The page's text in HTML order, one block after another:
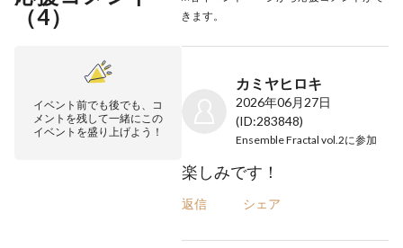
（4）
きます。
イベント前でも後でも、コ
メントを残して一緒にこの
イベントを盛り上げよう！
カミヤヒロキ
2026年06月27日
(ID:283848)
Ensemble Fractal vol.2に参加
楽しみです！
返信 シェア